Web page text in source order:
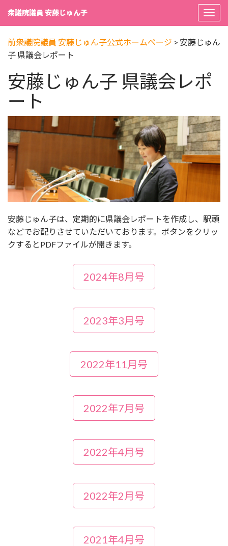
衆議院議員 安藤じゅん子
前衆議院議員 安藤じゅん子公式ホームページ > 安藤じゅん
子 県議会レポート
安藤じゅん子 県議会レポ
ート
安藤じゅん子は、定期的に県議会レポートを作成し、駅頭
などでお配りさせていただいております。ボタンをクリッ
クするとPDFファイルが開きます。
2024年8月号
2023年3月号
2022年11月号
2022年7月号
2022年4月号
2022年2月号
2021年4月号